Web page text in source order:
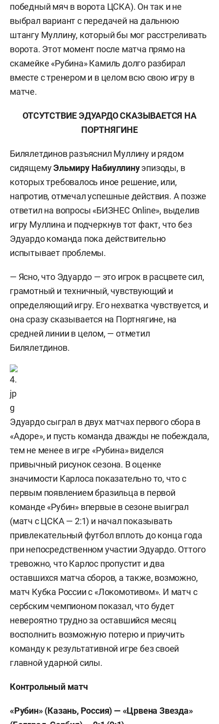
победный мяч в ворота ЦСКА). Он так и не
выбрал вариант с передачей на дальнюю
штангу Муллину, который бы мог расстреливать
ворота. Этот момент после матча прямо на
скамейке «Рубина» Камиль долго разбирал
вместе с тренером и в целом всю свою игру в
матче.
ОТСУТСТВИЕ ЭДУАРДО СКАЗЫВАЕТСЯ НА
ПОРТНЯГИНЕ
Билялетдинов разъяснил Муллину и рядом
сидящемуЭльмиру Набиуллинуэпизоды, в
которых требовалось иное решение, или,
напротив, отмечал успешные действия. А позже
ответил на вопросы «БИЗНЕС Online», выделив
игру Муллина и подчеркнув тот факт, что без
Эдуардо команда пока действительно
испытывает проблемы.
— Ясно, что Эдуардо — это игрок в расцвете сил,
грамотный и техничный, чувствующий и
определяющий игру. Его нехватка чувствуется, и
она сразу сказывается на Портнягине, на
средней линии в целом, — отметил
Билялетдинов.
Эдуардо сыграл в двух матчах первого сбора в
«Адоре», и пусть команда дважды не побеждала,
тем не менее в игре «Рубина» виделся
привычный рисунок сезона. В оценке
значимости Карлоса показательно то, что с
первым появлением бразильца в первой
команде «Рубин» впервые в сезоне выиграл
(матч с ЦСКА — 2:1) и начал показывать
привлекательный футбол вплоть до конца года
при непосредственном участии Эдуардо. Оттого
тревожно, что Карлос пропустит и два
оставшихся матча сборов, а также, возможно,
матч Кубка России с «Локомотивом». И матч с
сербским чемпионом показал, что будет
невероятно трудно за оставшийся месяц
восполнить возможную потерю и приучить
команду к результативной игре без своей
главной ударной силы.
Контрольный матч
«Рубин» (Казань, Россия) — «Црвена Звезда»